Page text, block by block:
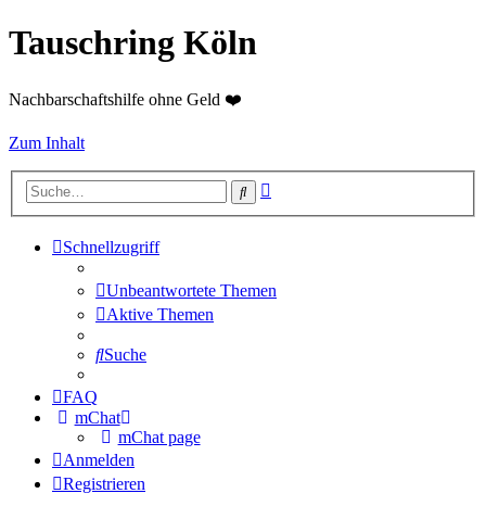
Tauschring Köln
Nachbarschaftshilfe ohne Geld ❤️
Zum Inhalt
Suche
Schnellzugriff
Unbeantwortete Themen
Aktive Themen
Suche
FAQ
mChat
mChat page
Anmelden
Registrieren